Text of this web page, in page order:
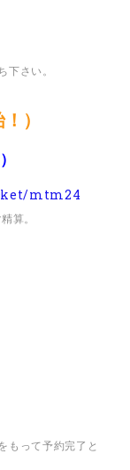
下さい。
）
mtm24
算。
もって予約完了と